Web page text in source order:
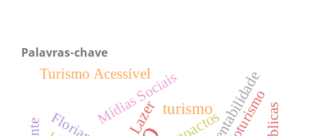
Palavras-chave
turismo
Lazer
Mídias Sociais
Turismo Acessível